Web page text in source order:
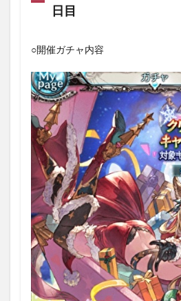
日目
○開催ガチャ内容